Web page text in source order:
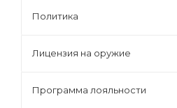
Политика
Лицензия на оружие
Программа лояльности